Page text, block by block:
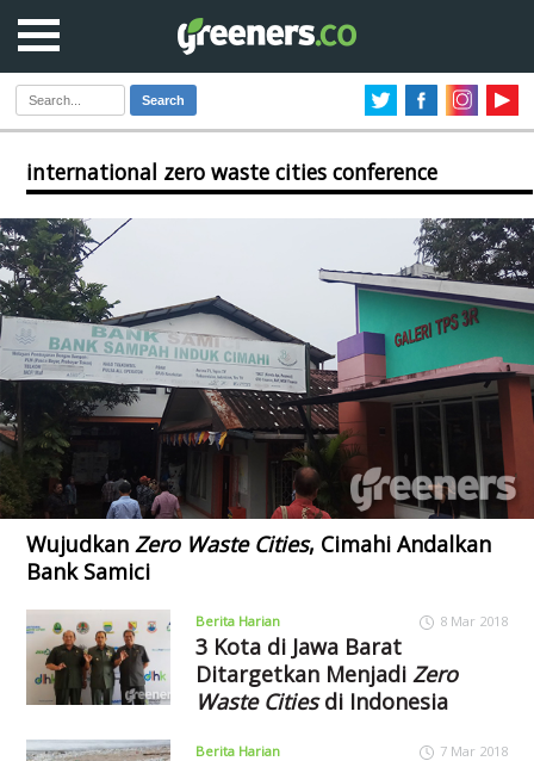
Search
international zero waste cities conference
WujudkanZero Waste Cities, Cimahi Andalkan
Bank Samici
Berita Harian 8 Mar 2018
3 Kota di Jawa Barat
Ditargetkan Menjadi Zero
Waste Citiesdi Indonesia
Berita Harian 7 Mar 2018